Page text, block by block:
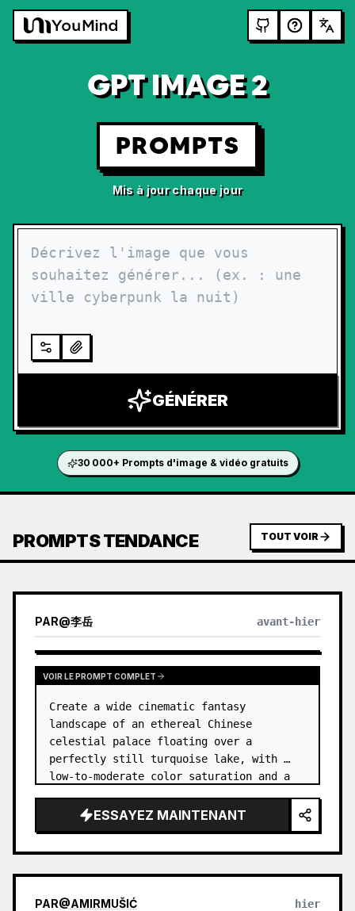
GPT IMAGE 2
PROMPTS
Mis à jour chaque jour
GÉNÉRER
30 000+ Prompts d'image & vidéo gratuits
PROMPTS TENDANCE TOUT VOIR
PAR@李岳 avant-hier
VOIR LE PROMPT COMPLET
Create a wide cinematic fantasy
landscape of an ethereal Chinese
celestial palace floating over a
perfectly still turquoise lake, with
low-to-moderate color saturation and a
composition on an enormous white jade
and pale a…
ESSAYEZ MAINTENANT
PAR@AMIRMUŠIĆ hier